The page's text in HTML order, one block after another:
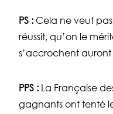
PS : Cela ne veut
réussit, qu’on le
s’accrochent
PPS : La Française
gagnants ont tenté